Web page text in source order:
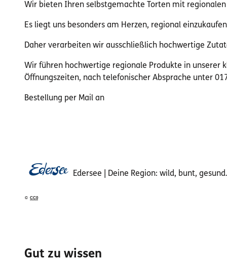
Wir bieten Ihren selbstgemachte Torten mit
Es liegt uns besonders am Herzen, regional
Daher verarbeiten wir ausschließlich hochwertige
Wir führen hochwertige regionale Produkte in unserer
Öffnungszeiten, nach telefonischer Absprache unter
Bestellung per Mail an
© CC0
Edersee | Deine Region: wild, bunt, gesund.
Gut zu wissen